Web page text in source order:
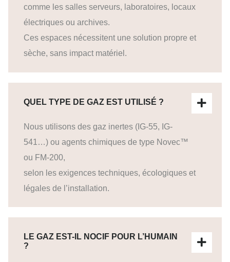
comme les salles serveurs, laboratoires, locaux
électriques ou archives.
Ces espaces nécessitent une solution propre et
sèche, sans impact matériel.
QUEL TYPE DE GAZ EST UTILISÉ ?
Nous utilisons des gaz inertes (IG-55, IG-
541…) ou agents chimiques de type Novec™
ou FM-200,
selon les exigences techniques, écologiques et
légales de l’installation.
LE GAZ EST-IL NOCIF POUR L’HUMAIN
?